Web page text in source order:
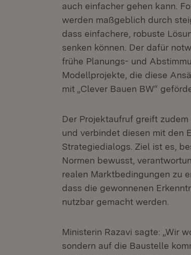
auch einfacher gehen kann.
werden maßgeblich durch
dass einfachere, robuste
senken können. Der dafür
frühe Planungs- und
Modellprojekte, die diese
mit „Clever Bauen BW“
Der Projektaufruf greift
und verbindet diesen mit den
Strategiedialogs. Ziel ist es,
Normen bewusst,
realen Marktbedingungen zu
dass die gewonnenen
nutzbar gemacht werden.
Ministerin Razavi sagte: „Wir
sondern auf die Baustelle